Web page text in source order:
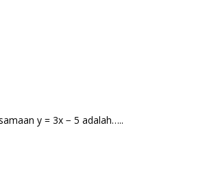
y = 3x − 5 adalah…..